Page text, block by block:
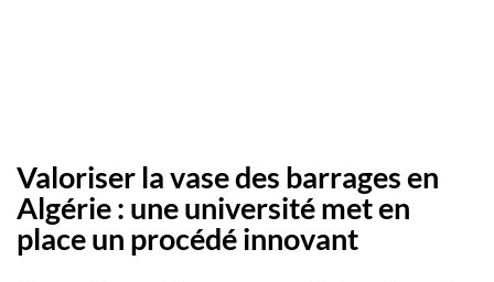
Valoriser la vase des barrages en
Algérie : une université met en
place un procédé innovant